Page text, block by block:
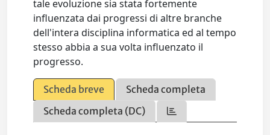
tale evoluzione sia stata fortemente
influenzata dai progressi di altre branche
dell'intera disciplina informatica ed al tempo
stesso abbia a sua volta influenzato il
progresso.
Scheda breve
Scheda completa
Scheda completa (DC)